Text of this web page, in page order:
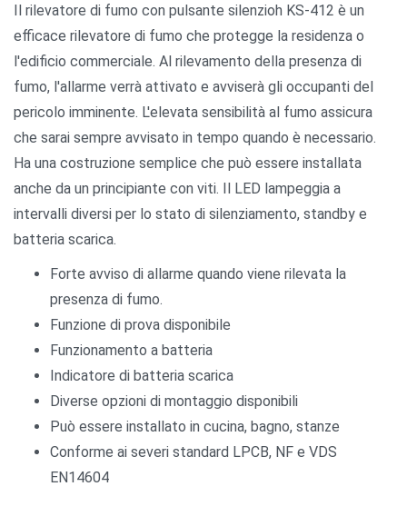
Il rilevatore di fumo con pulsante silenzioh KS-412 è un
efficace rilevatore di fumo che protegge la residenza o
l'edificio commerciale. Al rilevamento della presenza di
fumo, l'allarme verrà attivato e avviserà gli occupanti del
pericolo imminente. L'elevata sensibilità al fumo assicura
che sarai sempre avvisato in tempo quando è necessario.
Ha una costruzione semplice che può essere installata
anche da un principiante con viti. Il LED lampeggia a
intervalli diversi per lo stato di silenziamento, standby e
batteria scarica.
Forte avviso di allarme quando viene rilevata la
presenza di fumo.
Funzione di prova disponibile
Funzionamento a batteria
Indicatore di batteria scarica
Diverse opzioni di montaggio disponibili
Può essere installato in cucina, bagno, stanze
Conforme ai severi standard LPCB, NF e VDS
EN14604